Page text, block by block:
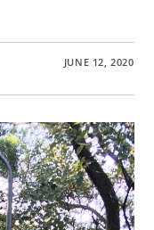
JUNE 12, 2020